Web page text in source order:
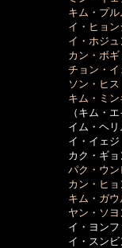
キム・プル
イ・ヒョン
イ・ホジュ
カン・ボギ
チョン・イ
ソン・ヒス
キム・ミ
（キム・エイ
イム・ヘリム　
イ・イェジ　　
カク・ギョンミ
パク・ウン
カン・ヒョ
キム・ガウ
ヤン・ソヨ
イ・ヨンファ　
イ・スンビン　